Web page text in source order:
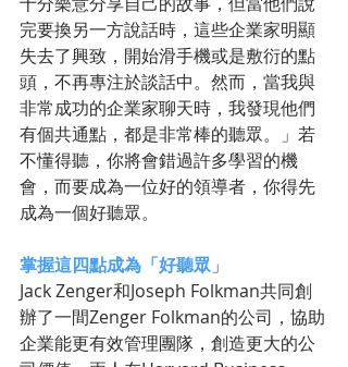
完要換另一方說話時，這些企業家明顯
失去了興致，開始滑手機或是敷衍的點
頭，不再專注於談話中。然而，當我與
非常成功的企業家聊天時，我發現他們
有個共通點，都是非常棒的聽眾。」若
不懂得聽，你將會錯過許多學習的機
會，而要成為一位好的領導者，你得先
成為一個好聽眾。
掌握這四點成為「好聽眾 」
Jack Zenger和Joseph Folkman共同創
辦了一間Zenger Folkman的公司，協助
企業能更有效管理團隊，創造更大的公